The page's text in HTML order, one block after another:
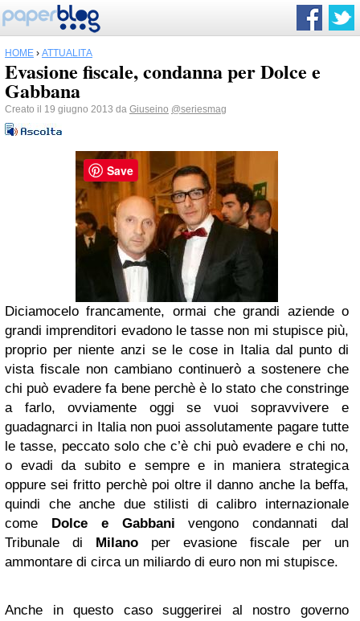
HOME › ATTUALITÀ
Evasione fiscale, condanna per Dolce e
Gabbana
Creato il 19 giugno 2013 da Giuseino @seriesmag
Diciamocelo francamente, ormai che grandi aziende o
grandi imprenditori evadono le tasse non mi stupisce più,
proprio per niente anzi se le cose in Italia dal punto di
vista fiscale non cambiano continuerò a sostenere che
chi può evadere fa bene perchè è lo stato che constringe
a farlo, ovviamente oggi se vuoi sopravvivere e
guadagnarci in Italia non puoi assolutamente pagare tutte
le tasse, peccato solo che c’è chi può evadere e chi no,
o evadi da subito e sempre e in maniera strategica
oppure sei fritto perchè poi oltre il danno anche la beffa,
quindi che anche due stilisti di calibro internazionale
come Dolce e Gabbani vengono condannati dal
Tribunale di Milano per evasione fiscale per un
ammontare di circa un miliardo di euro non mi stupisce.
Anche in questo caso suggerirei al nostro governo
Save